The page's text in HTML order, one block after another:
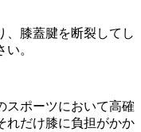
、膝蓋腱を断裂してし
。
スポーツにおいて高確
れだけ膝に負担がかか